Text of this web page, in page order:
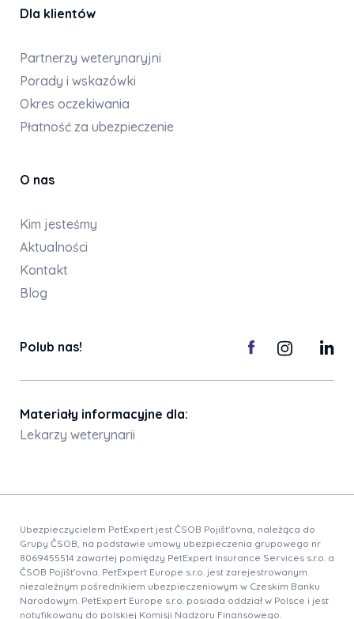
Dla klientów
Partnerzy weterynaryjni
Porady i wskazówki
Okres oczekiwania
Płatność za ubezpieczenie
O nas
Kim jesteśmy
Aktualności
Kontakt
Blog
Polub nas!
Materiały informacyjne dla:
Lekarzy weterynarii
Ubezpieczycielem PetExpert jest ČSOB Pojišt'ovna, należąca do
Grupy ČSOB, na podstawie umowy ubezpieczenia grupowego nr
8069455514 zawartej pomiędzy PetExpert Insurance Services s.r.o. a
ČSOB Pojišt'ovna. PetExpert Europe s.r.o. jest zarejestrowanym
niezależnym pośrednikiem ubezpieczeniowym w Czeskim Banku
Narodowym. PetExpert Europe s.r.o. posiada oddział w Polsce i jest
notyfikowany do polskiej Komisji Nadzoru Finansowego.